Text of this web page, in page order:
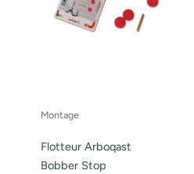
Montage
Flotteur Arboqast
Bobber Stop